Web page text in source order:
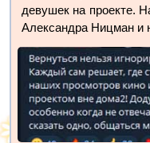
девушек на проекте.
Александра Ницман и